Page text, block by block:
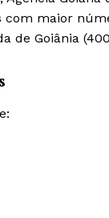
maior
de Goiânia